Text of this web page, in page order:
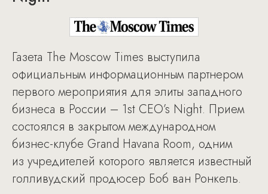
Газета The Moscow Times выступила
официальным информационным партнером
первого мероприятия для элиты западного
бизнеса в России – 1st CEO’s Night. Прием
состоялся в закрытом международном
бизнес-клубе Grand Havana Room, одним
из учредителей которого является известный
голливудский продюсер Боб ван Ронкель.